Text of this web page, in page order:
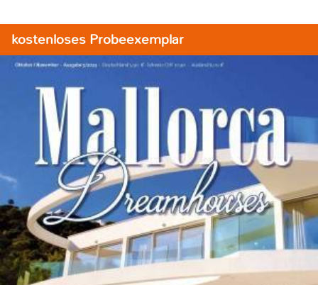
kostenloses Probeexemplar